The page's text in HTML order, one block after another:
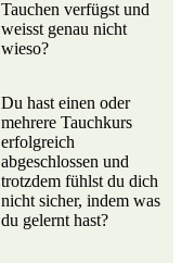
Tauchen verfügst und
weisst genau nicht
wieso?
Du hast einen oder
mehrere Tauchkurs
erfolgreich
abgeschlossen und
trotzdem fühlst du dich
nicht sicher, indem was
du gelernt hast?